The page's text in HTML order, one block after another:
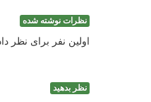
نظرات نوشته شده
اولین نفر برای نظر
نظر بدهید